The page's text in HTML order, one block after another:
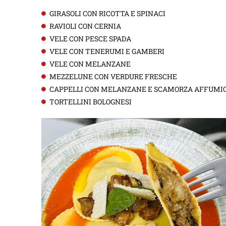
GIRASOLI CON RICOTTA E SPINACI
RAVIOLI CON CERNIA
VELE CON PESCE SPADA
VELE CON TENERUMI E GAMBERI
VELE CON MELANZANE
MEZZELUNE CON VERDURE FRESCHE
CAPPELLI CON MELANZANE E SCAMORZA
TORTELLINI BOLOGNESI